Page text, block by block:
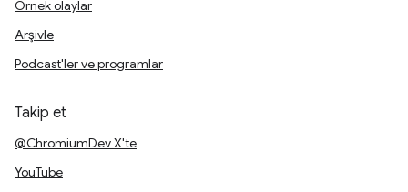
Örnek olaylar
Arşivle
Podcast'ler ve programlar
Takip et
@ChromiumDev X'te
YouTube